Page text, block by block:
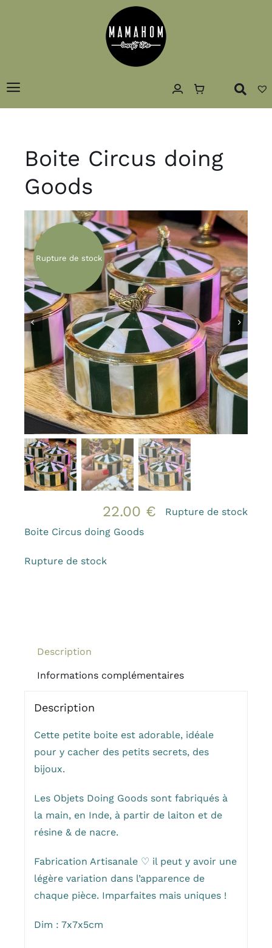
Toggle
Navigation
Art de la table
Textiles
Bougies et senteurs
Les kids de MAMA
Outdoor
Mode
Prix canons
Gamme Made in France
Contact & accès
Boite Circus doing
Goods
Rupture de stock
22.00 €
Rupture de stock
Boite Circus doing Goods
Rupture de stock
Description
Informations complémentaires
Description
Cette petite boite est adorable, idéale
pour y cacher des petits secrets, des
bijoux.
Les Objets Doing Goods sont fabriqués à
la main, en Inde, à partir de laiton et de
résine & de nacre.
Fabrication Artisanale ♡ il peut y avoir une
légère variation dans l’apparence de
chaque pièce. Imparfaites mais uniques !
Dim : 7x7x5cm